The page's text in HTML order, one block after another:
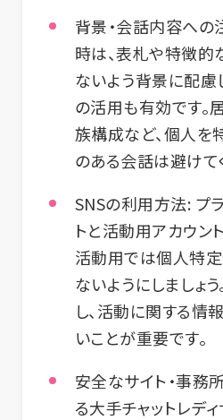
背景・会話内容への
時は、表札や特徴的
ないよう背景に配慮
の活用も有効です。
族構成など、個人を
のある会話は避けて
SNSの利用方法: プ
トと活動用アカウン
活動用では個人特
ないようにしましょ
し、活動に関する情
いことが重要です。
安全なサイト・事務
る大手チャットレデ